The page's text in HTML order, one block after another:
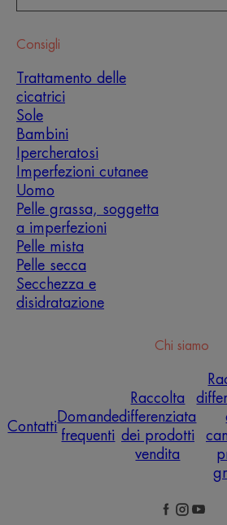
Consigli
Trattamento delle
cicatrici
Sole
Bambini
Ipercheratosi
Imperfezioni cutanee
Uomo
Pelle grassa, soggetta
a imperfezioni
Pelle mista
Pelle secca
Secchezza e
disidratazione
Chi siamo
Contatti
Domande
frequenti
Raccolta
differenziata
dei prodotti
vendita